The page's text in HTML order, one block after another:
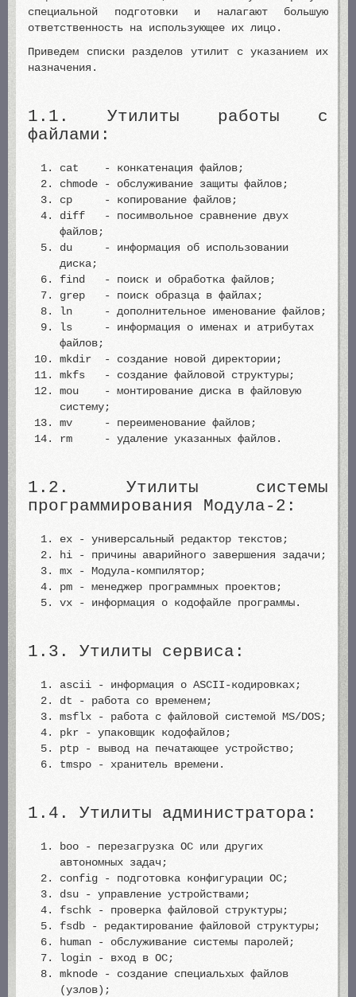
специальной подготовки и налагают большую
ответственность на использующее их лицо.
Приведем списки разделов утилит с указанием их
назначения.
1.1. Утилиты работы с
файлами:
cat - конкатенация файлов;
chmode - обслуживание защиты файлов;
cp - копирование файлов;
diff - посимвольное сравнение двух
файлов;
du - информация об использовании
диска;
find - поиск и обработка файлов;
grep - поиск образца в файлах;
ln - дополнительное именование файлов;
ls - информация о именах и атрибутах
файлов;
mkdir - создание новой директории;
mkfs - создание файловой структуры;
mou - монтирование диска в файловую
систему;
mv - переименование файлов;
rm - удаление указанных файлов.
1.2. Утилиты системы
программирования Модула-2:
ex - универсальный редактор текстов;
hi - причины аварийного завершения задачи;
mx - Модула-компилятор;
pm - менеджер программных проектов;
vx - информация о кодофайле программы.
1.3. Утилиты сервиса:
ascii - информация о ASCII-кодировках;
dt - работа со временем;
msflx - работа с файловой системой MS/DOS;
pkr - упаковщик кодофайлов;
ptp - вывод на печатающее устройство;
tmspo - хранитель времени.
1.4. Утилиты администратора:
boo - перезагрузка ОС или других
автономных задач;
config - подготовка конфигурации ОС;
dsu - управление устройствами;
fschk - проверка файловой структуры;
fsdb - редактирование файловой структуры;
human - обслуживание системы паролей;
login - вход в ОС;
mknode - создание специальхых файлов
(узлов);